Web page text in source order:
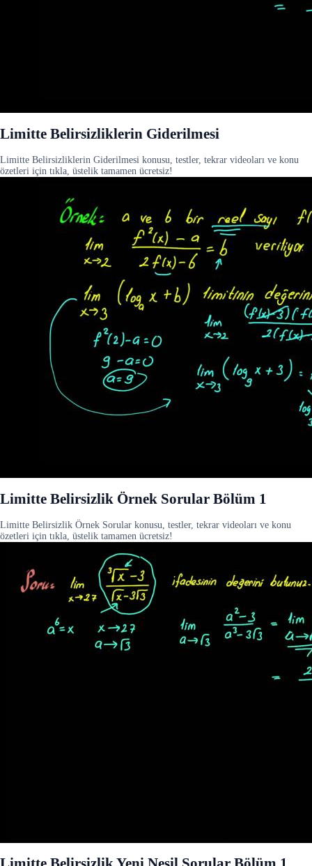
Limitte Belirsizliklerin Giderilmesi
Limitte Belirsizliklerin Giderilmesi konusu, testler, tekrar videoları ve konu
özetleri için tıkla, üstelik tamamen ücretsiz!
Limitte Belirsizlik Örnek Sorular Bölüm 1
Limitte Belirsizlik Örnek Sorular konusu, testler, tekrar videoları ve konu
özetleri için tıkla, üstelik tamamen ücretsiz!